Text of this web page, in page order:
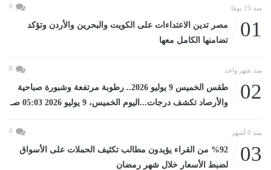
منذ 25 يومًا 0
01
مصر تدين الاعتداءات على الكويت والبحرين والأردن وتؤكد
تضامنها الكامل معها
منذ شهر واحد 0
02
طقس الخميس 9 يوليو 2026.. رطوبة مرتفعة وشبورة صباحية
والأرصاد تكشف درجات...اليوم الخميس، 9 يوليو 2026 05:03 صـ
منذ 6 أشهر 0
03
%92 من القراء يؤيدون مطالب تكثيف الحملات على الأسواق
لضبط الأسعار خلال شهر رمضان